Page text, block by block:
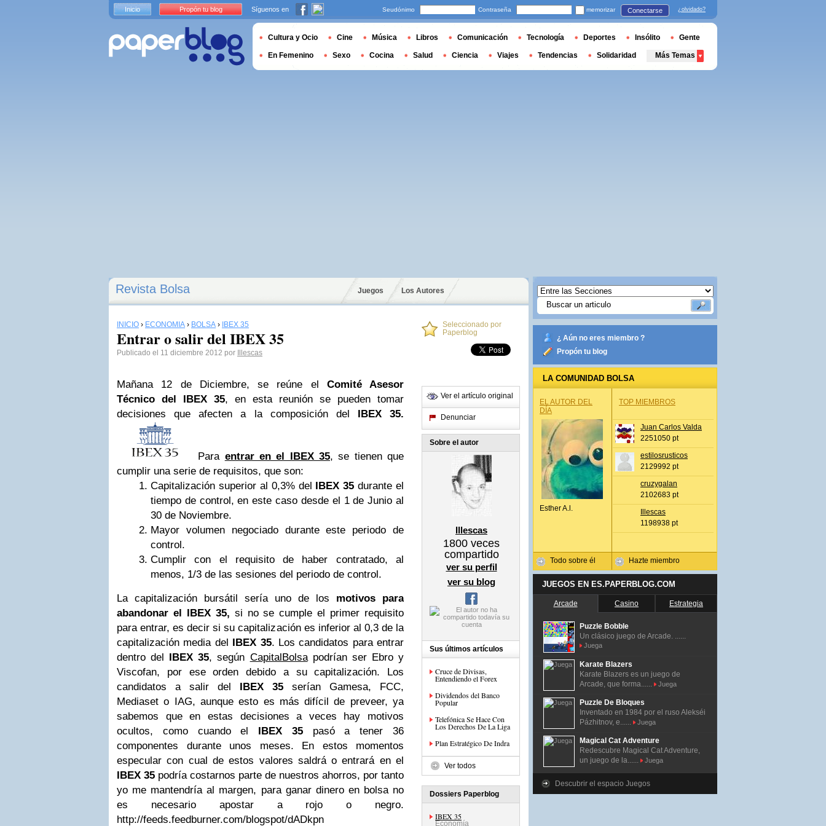
Revista Bolsa Juegos Los Autores
INICIO › ECONOMÍA › BOLSA › IBEX 35
Entrar o salir del IBEX 35
Publicado el 11 diciembre 2012 por Illescas
Mañana 12 de Diciembre, se reúne el Comité Asesor
Técnico del IBEX 35, en esta reunión se pueden tomar
decisiones que afecten a la composición del IBEX 35.
Para entrar en el IBEX 35, se tienen que
cumplir una serie de requisitos, que son:
Capitalización superior al 0,3% del IBEX 35 durante el
tiempo de control, en este caso desde el 1 de Junio al
30 de Noviembre.
Mayor volumen negociado durante este periodo de
control.
Cumplir con el requisito de haber contratado, al
menos, 1/3 de las sesiones del periodo de control.
La capitalización bursátil sería uno de los motivos para
abandonar el IBEX 35, si no se cumple el primer requisito
para entrar, es decir si su capitalización es inferior al 0,3 de la
capitalización media del IBEX 35. Los candidatos para entrar
dentro del IBEX 35, según CapitalBolsapodrían ser Ebro y
Viscofan, por ese orden debido a su capitalización. Los
candidatos a salir del IBEX 35 serían Gamesa, FCC,
Mediaset o IAG, aunque esto es más difícil de preveer, ya
sabemos que en estas decisiones a veces hay motivos
ocultos, como cuando el IBEX 35pasó a tener 36
componentes durante unos meses. En estos momentos
especular con cual de estos valores saldrá o entrará en el
IBEX 35 podría costarnos parte de nuestros ahorros, por tanto
yo me mantendría al margen, para ganar dinero en bolsa no
es necesario apostar a rojo o negro.
http://feeds.feedburner.com/blogspot/dADkpn
Seleccionado por
Paperblog
Ver el artículo original
Denunciar
Sobre el autor
Illescas
1800 veces
compartido
ver su perfil
ver su blog
Sus últimos artículos
Cruce de Divisas,
Entendiendo el Forex
Dividendos del Banco
Popular
Telefónica Se Hace Con
Los Derechos De La Liga
Plan Estratégico De Indra
Ver todos
Dossiers Paperblog
IBEX 35
Economía
¿ Aún no eres miembro ?
Propón tu blog
LA COMUNIDAD BOLSA
EL AUTOR DEL
DÍA
Esther A.l.
Todo sobre él
TOP MIEMBROS
Juan Carlos Valda
2251050 pt
estilosrusticos
2129992 pt
cruzygalan
2102683 pt
Illescas
1198938 pt
Hazte miembro
JUEGOS EN ES.PAPERBLOG.COM
Arcade Casino Estrategia
Puzzle Bobble
Un clásico juego de Arcade. ......
Juega
Karate Blazers
Karate Blazers es un juego de
Arcade, que forma......
Juega
Puzzle De Bloques
Inventado en 1984 por el ruso Alekséi
Pázhitnov, e......
Juega
Magical Cat Adventure
Redescubre Magical Cat Adventure,
un juego de la......
Juega
Descubrir el espacio Juegos
Inicio Propón tu blog Síguenos en Seudónimo Contraseña memorizar Conectarse ¿olvidado?
Cultura y Ocio Cine Música Libros Comunicación Tecnología Deportes Insólito Gente
En Femenino Sexo Cocina Salud Ciencia Viajes Tendencias Solidaridad Más Temas